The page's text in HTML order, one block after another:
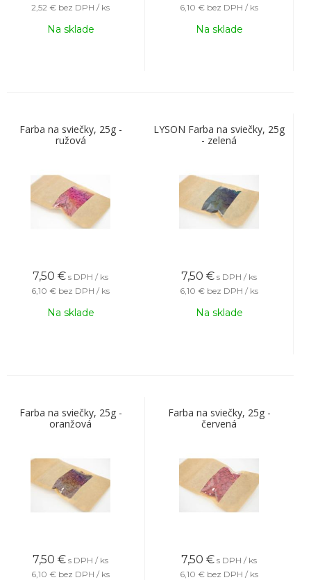
2,52 € bez DPH / ks
Na sklade
6,10 € bez DPH / ks
Na sklade
Farba na sviečky, 25g -
ružová
7,50 € s DPH / ks
6,10 € bez DPH / ks
Na sklade
LYSON Farba na sviečky, 25g
- zelená
7,50 € s DPH / ks
6,10 € bez DPH / ks
Na sklade
Farba na sviečky, 25g -
oranžová
7,50 € s DPH / ks
6,10 € bez DPH / ks
Farba na sviečky, 25g -
červená
7,50 € s DPH / ks
6,10 € bez DPH / ks